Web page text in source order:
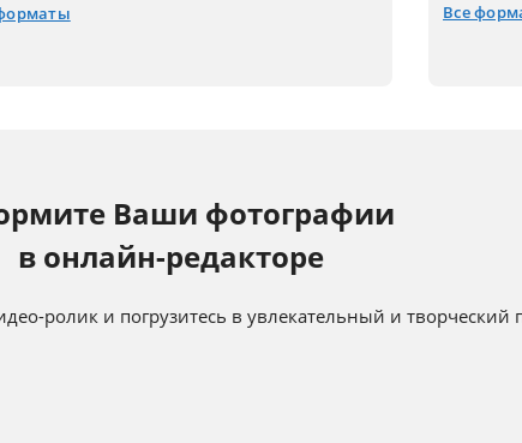
60x60 70x100
Все
Ваши фотографии
в онлайн-редакторе
ролик и погрузитесь в увлекательный и творческий